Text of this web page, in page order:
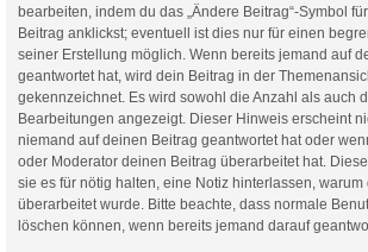
bearbeiten, indem du das „Ändere Beitrag“-Symbol
Beitrag anklickst; eventuell ist dies nur für einen
seiner Erstellung möglich. Wenn bereits jemand auf
geantwortet hat, wird dein Beitrag in der
gekennzeichnet. Es wird sowohl die Anzahl als auch
Bearbeitungen angezeigt. Dieser Hinweis erscheint
niemand auf deinen Beitrag geantwortet hat oder
oder Moderator deinen Beitrag überarbeitet hat.
sie es für nötig halten, eine Notiz hinterlassen, warum
überarbeitet wurde. Bitte beachte, dass normale
löschen können, wenn bereits jemand darauf